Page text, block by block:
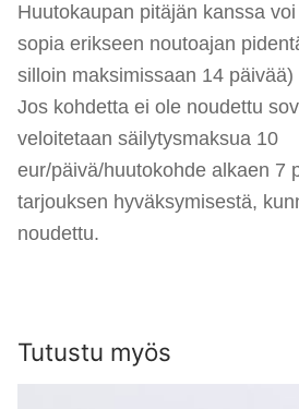
Huutokaupan pitäjän kanssa
sopia erikseen noutoajan
si lloin maksimissaan 14 päivää)
Jos kohdetta ei ole noudettu
veloitetaan säilytysmaksua 10
eur/päivä/huutokohde alkaen 7
tarjouksen hyväksymisestä,
noudettu.
Tutustu myös